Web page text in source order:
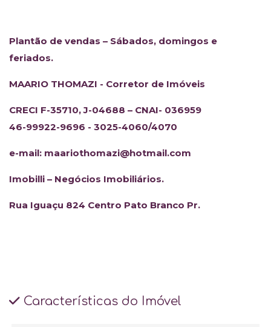
Plantão de vendas – Sábados, domingos e
feriados.
MAARIO THOMAZI - Corretor de Imóveis
CRECI F-35710, J-04688 – CNAI- 036959
46-99922-9696 - 3025-4060/4070
e-mail: maariothomazi@hotmail.com
Imobilli – Negócios Imobiliários.
Rua Iguaçu 824 Centro Pato Branco Pr.
Características do Imóvel